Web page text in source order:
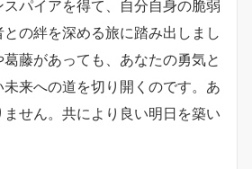
パイアを得て、自分自身の脆弱
の絆を深める旅に踏み出しまし
藤があっても、あなたの勇気と
来への道を切り開くのです。あ
せん。共により良い明日を築い